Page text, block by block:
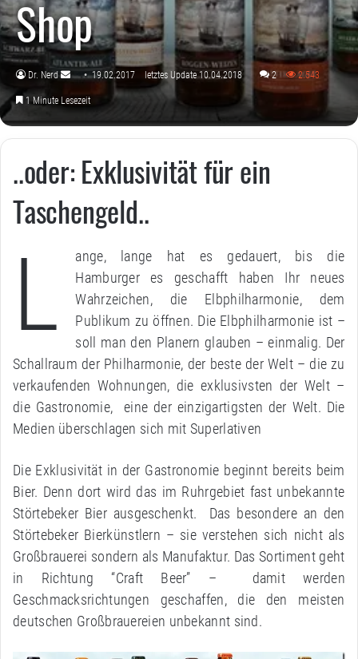
Shop
Dr. Nerd
Sende
Mail
19.02.2017 letztes Update 10.04.2018 2 2.543
1 Minute Lesezeit
..oder: Exklusivität für ein
Taschengeld..
L
ange, lange hat es gedauert, bis die
Hamburger es geschafft haben Ihr neues
Wahrzeichen, die Elbphilharmonie, dem
Publikum zu öffnen. Die Elbphilharmonie ist –
soll man den Planern glauben – einmalig. Der
Schallraum der Philharmonie, der beste der Welt – die zu
verkaufenden Wohnungen, die exklusivsten der Welt –
die Gastronomie, eine der einzigartigsten der Welt. Die
Medien überschlagen sich mit Superlativen
Die Exklusivität in der Gastronomie beginnt bereits beim
Bier. Denn dort wird das im Ruhrgebiet fast unbekannte
Störtebeker Bier ausgeschenkt. Das besondere an den
Störtebeker Bierkünstlern – sie verstehen sich nicht als
Großbrauerei sondern als Manufaktur. Das Sortiment geht
in Richtung “Craft Beer” – damit werden
Geschmacksrichtungen geschaffen, die den meisten
deutschen Großbrauereien unbekannt sind.